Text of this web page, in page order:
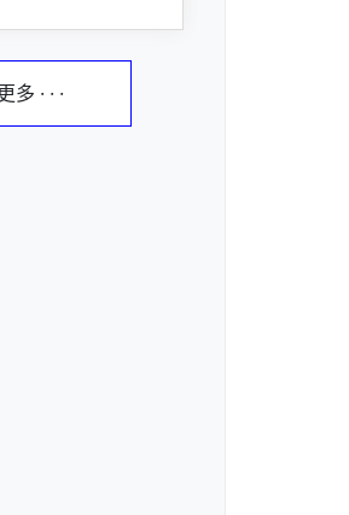
多 · · ·